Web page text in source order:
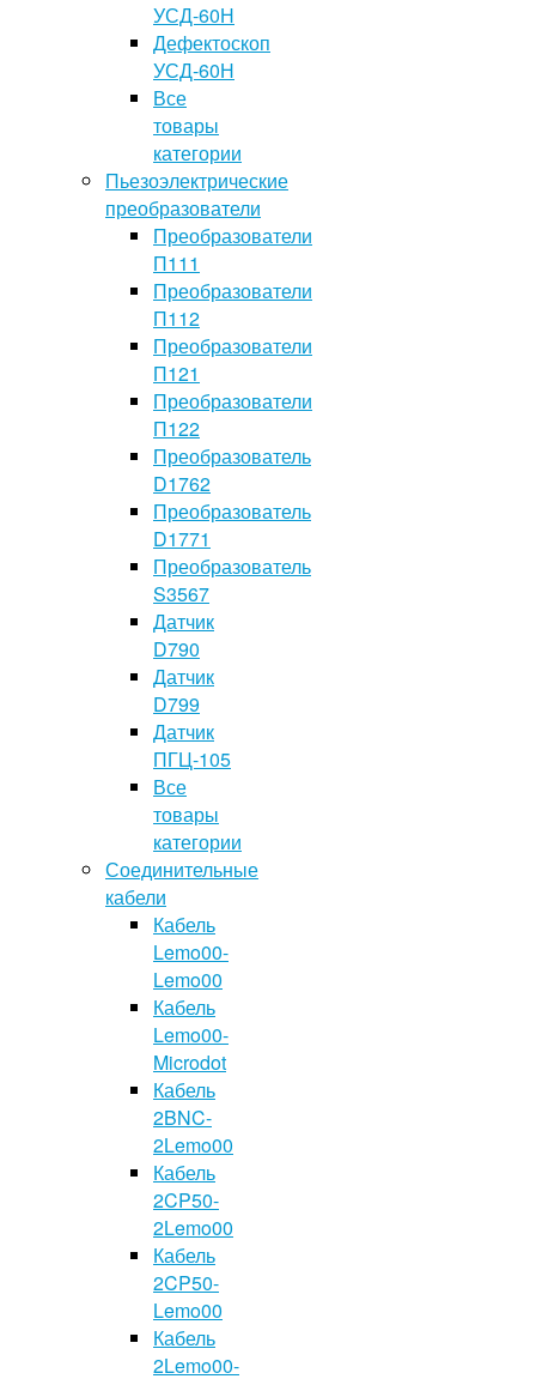
УСД-60Н
Дефектоскоп
УСД-60Н
Все
товары
категории
Пьезоэлектрические
преобразователи
Преобразователи
П111
Преобразователи
П112
Преобразователи
П121
Преобразователи
П122
Преобразователь
D1762
Преобразователь
D1771
Преобразователь
S3567
Датчик
D790
Датчик
D799
Датчик
ПГЦ-105
Все
товары
категории
Соединительные
кабели
Кабель
Lemo00-
Lemo00
Кабель
Lemo00-
Microdot
Кабель
2BNC-
2Lemo00
Кабель
2CP50-
2Lemo00
Кабель
2CP50-
Lemo00
Кабель
2Lemo00-